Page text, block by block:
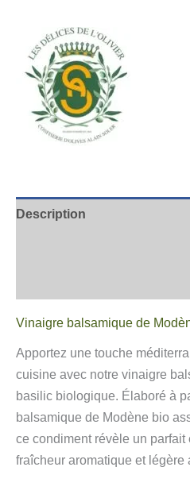
Description
Vinaigre balsamique de
Apportez une touche
cuisine avec notre vinaigre
basilic biologique. Élaboré à
balsamique de Modène bio
ce condiment révèle un parfait
fraîcheur aromatique et légère